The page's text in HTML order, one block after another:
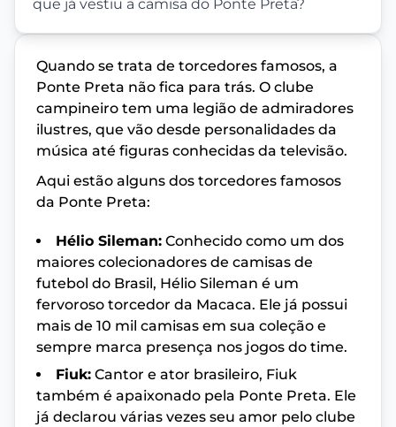
que já vestiu a camisa do Ponte Preta?
Quando se trata de torcedores famosos, a
Ponte Preta não fica para trás. O clube
campineiro tem uma legião de admiradores
ilustres, que vão desde personalidades da
música até figuras conhecidas da televisão.
Aqui estão alguns dos torcedores famosos
da Ponte Preta:
Hélio Sileman: Conhecido como um dos
maiores colecionadores de camisas de
futebol do Brasil, Hélio Sileman é um
fervoroso torcedor da Macaca. Ele já possui
mais de 10 mil camisas em sua coleção e
sempre marca presença nos jogos do time.
Fiuk: Cantor e ator brasileiro, Fiuk
também é apaixonado pela Ponte Preta. Ele
já declarou várias vezes seu amor pelo clube